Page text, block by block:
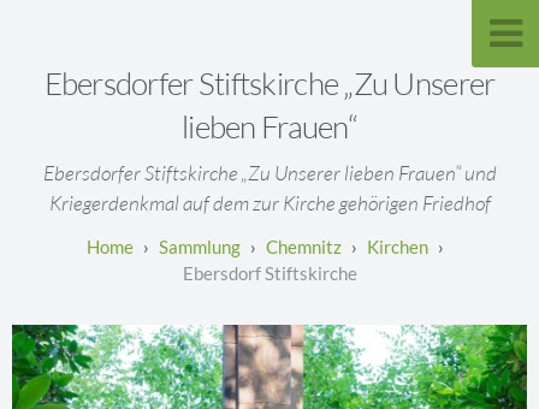
Ebersdorfer Stiftskirche „Zu Unserer
lieben Frauen“
Ebersdorfer Stiftskirche „Zu Unserer lieben Frauen“ und
Kriegerdenkmal auf dem zur Kirche gehörigen Friedhof
Sammlung Chemnitz
Kirchen
Ebersdorf Stiftskirche